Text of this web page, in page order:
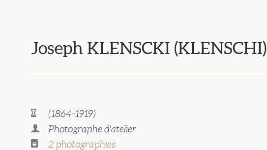
Joseph KLENSCKI (KLENSCHI)
(1864-1919)
Photographe d'atelier
2 photographies